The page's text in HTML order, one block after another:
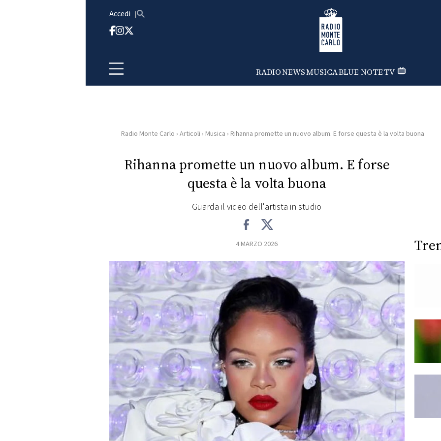
Accedi Radio Monte Carlo
RADIONEWSMUSICABLUE NOTETV
HOME
RADIO
NEWS
FOTO
CONCORSI
EVENTI
VIDEO
TV
PRINCIPATO
Radio Monte Carlo › Articoli › Musica › Rihanna promette un nuovo album. E forse questa è la volta buona
Rihanna promette un nuovo album. E forse
questa è la volta buona
Guarda il video dell'artista in studio
4 MARZO 2026